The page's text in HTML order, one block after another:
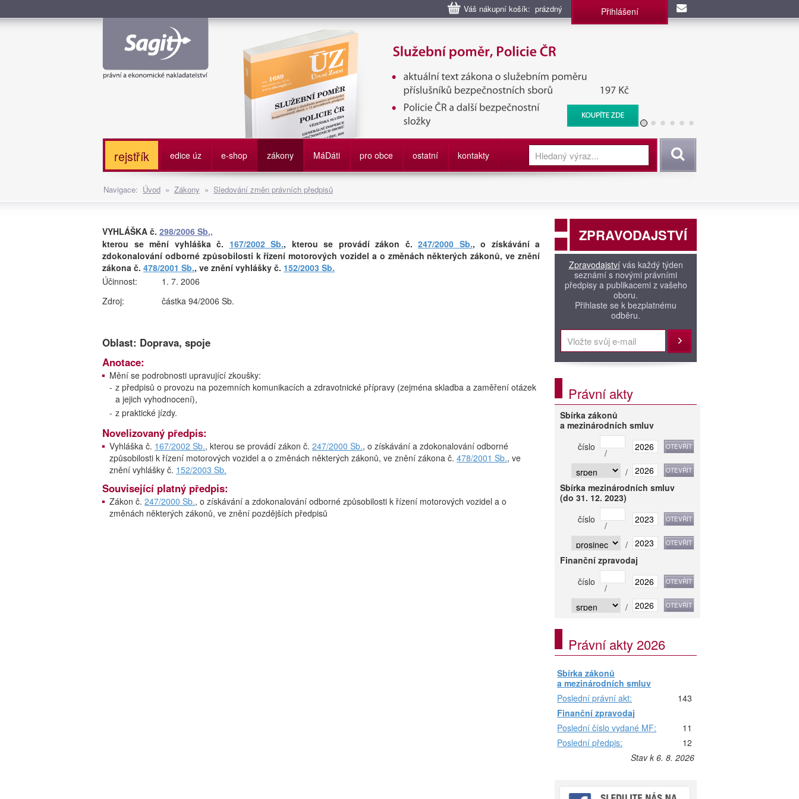
Váš nákupní košík: prázdný Přihlášení
Služební poměr příslušníků bezpečnostních sborů, Policie ČR, Vězeňská služba, BIS, Zpravodajské
služby
rejstřík edice úz e-shop zákony MáDáti pro obce ostatní kontakty Vyhledat
Navigace: Úvod » Zákony » Sledování změn právních předpisů
VYHLÁŠKA č. 298/2006 Sb.,
kterou se mění vyhláška č. 167/2002 Sb., kterou se provádí zákon č. 247/2000 Sb., o získávání a
zdokonalování odborné způsobilosti k řízení motorových vozidel a o změnách některých zákonů, ve znění
zákona č. 478/2001 Sb., ve znění vyhlášky č. 152/2003 Sb.
Účinnost:
1. 7. 2006
Zdroj:
částka 94/2006 Sb.
Oblast: Doprava, spoje
Anotace:
Mění se podrobnosti upravující zkoušky:
- z předpisů o provozu na pozemních komunikacích a zdravotnické přípravy (zejména skladba a zaměření otázek
a jejich vyhodnocení),
- z praktické jízdy.
Novelizovaný předpis:
Vyhláška č. 167/2002 Sb., kterou se provádí zákon č. 247/2000 Sb., o získávání a zdokonalování odborné
způsobilosti k řízení motorových vozidel a o změnách některých zákonů, ve znění zákona č. 478/2001 Sb., ve
znění vyhlášky č. 152/2003 Sb.
Související platný předpis:
Zákon č. 247/2000 Sb., o získávání a zdokonalování odborné způsobilosti k řízení motorových vozidel a o
změnách některých zákonů, ve znění pozdějších předpisů
ZPRAVODAJSTVÍ
Zpravodajstvívás každý týden
seznámí s novými právními
předpisy a publikacemi z vašeho
oboru.
Přihlaste se k bezplatnému
odběru.
Přihlásit
Právní akty
Sbírka zákonů
a mezinárodních smluv
číslo
/
/
Sbírka mezinárodních smluv
(do 31. 12. 2023)
číslo
/
/
Finanční zpravodaj
číslo
/
/
Právní akty 2026
Sbírka zákonů
a mezinárodních smluv
Poslední právní akt:
143
Finanční zpravodaj
Poslední číslo vydané MF:
11
Poslední předpis:
12
Stav k 6. 8. 2026